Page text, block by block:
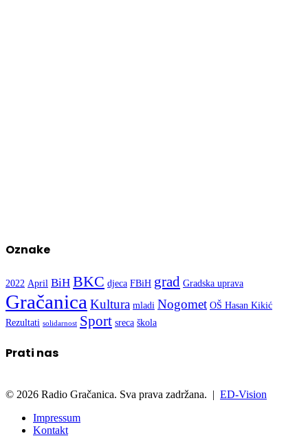
Oznake
2022 April BiH BKC djeca FBiH grad Gradska uprava
GračanicaKultura mladi Nogomet OŠ Hasan Kikić
Rezultati solidarnost Sport sreca škola
Prati nas
© 2026 Radio Gračanica. Sva prava zadržana. | ED-Vision
Impressum
Kontakt